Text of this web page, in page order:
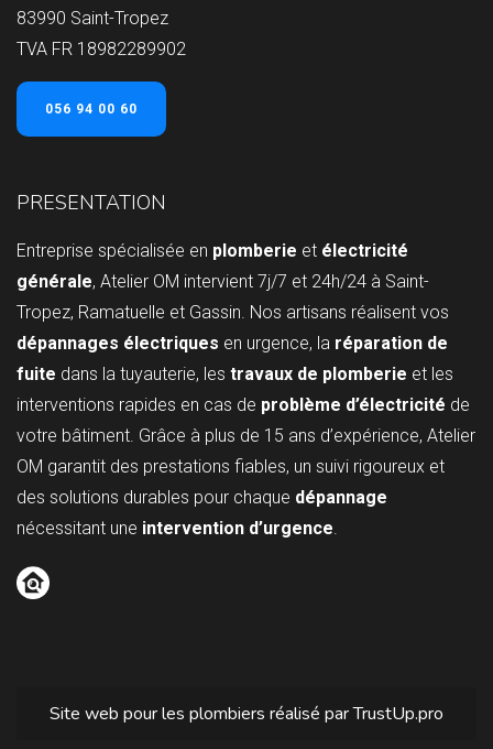
83990 Saint-Tropez
TVA FR 18982289902
056 94 00 60
PRESENTATION
Entreprise spécialisée en plomberie et électricité
générale, Atelier OM intervient 7j/7 et 24h/24 à Saint-
Tropez, Ramatuelle et Gassin. Nos artisans réalisent vos
dépannages électriques en urgence, la réparation de
fuite dans la tuyauterie, les travaux de plomberie et les
interventions rapides en cas de problème d’électricité de
votre bâtiment. Grâce à plus de 15 ans d’expérience, Atelier
OM garantit des prestations fiables, un suivi rigoureux et
des solutions durables pour chaque dépannage
nécessitant une intervention d’urgence.
Site web pourles plombiers réalisé par TrustUp.pro